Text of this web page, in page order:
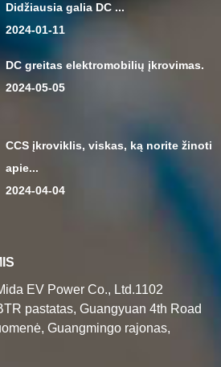
Didžiausia galia DC ...
2024-01-11
DC greitas elektromobilių įkrovimas.
2024-05-05
CCS įkroviklis, viskas, ką norite žinoti
apie...
2024-04-04
EV Power Co., Ltd.1102
pastatas, Guangyuan 4th Road
Guangmingo rajonas,